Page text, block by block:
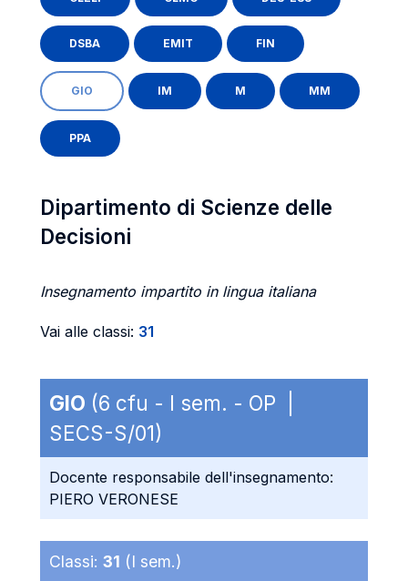
DSBA EMIT FIN
GIO IM M MM
PPA
Dipartimento di Scienze delle
Decisioni
Insegnamento impartito in lingua italiana
Vai alle classi: 31
GIO (6 cfu - I sem. - OP |
SECS-S/01)
Docente responsabile dell'insegnamento:
PIERO VERONESE
Classi: 31 (I sem.)